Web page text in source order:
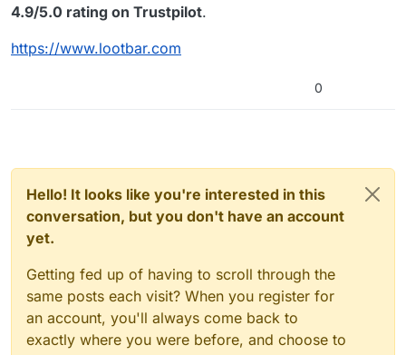
4.9/5.0 rating on Trustpilot.
https://www.lootbar.com
0
Hello! It looks like you're interested in this
conversation, but you don't have an account
yet.
Getting fed up of having to scroll through the
same posts each visit? When you register for
an account, you'll always come back to
exactly where you were before, and choose to